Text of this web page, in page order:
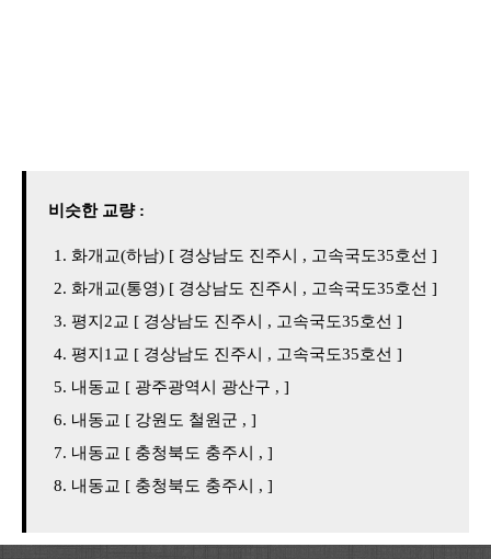
비슷한 교량 :
화개교(하남) [ 경상남도 진주시 , 고속국도35호선 ]
화개교(통영) [ 경상남도 진주시 , 고속국도35호선 ]
평지2교 [ 경상남도 진주시 , 고속국도35호선 ]
평지1교 [ 경상남도 진주시 , 고속국도35호선 ]
내동교 [ 광주광역시 광산구 , ]
내동교 [ 강원도 철원군 , ]
내동교 [ 충청북도 충주시 , ]
내동교 [ 충청북도 충주시 , ]